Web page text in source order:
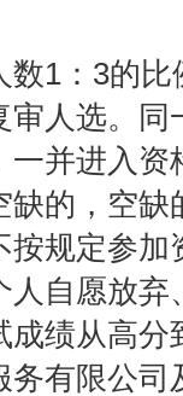
1：3的
人选。
一并进入
的，空
规定参
自愿放
成绩从高
务有限公